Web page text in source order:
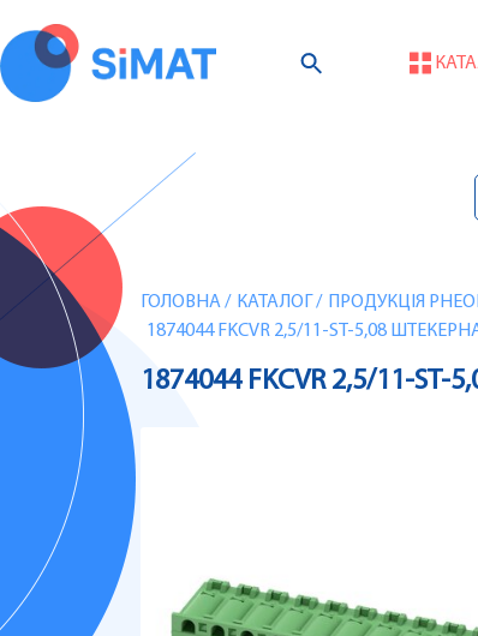
ГОЛОВНА/ КАТАЛОГ / ПРОДУКЦІЯ
1874044 FKCVR 2,5/11-ST-5,08
1874044 FKCVR 2,5/11-